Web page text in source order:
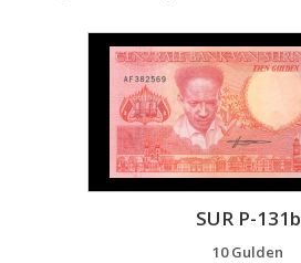
SUR P-131b
10 Gulden